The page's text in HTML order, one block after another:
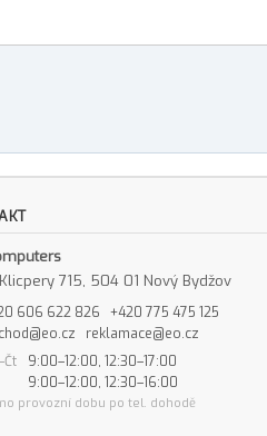
715, 504 01 Nový Bydžov
606 622 826
+420 775 475 125
reklamace@eo.cz
9:00–12:00, 12:30–17:00
9:00–12:00, 12:30–16:00
provozní dobu po tel. dohodě